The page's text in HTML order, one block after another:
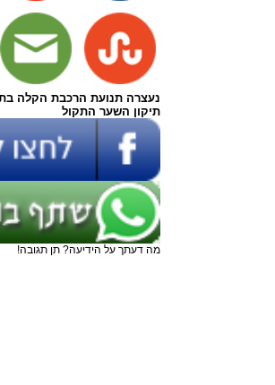
נעצרה תנועת הרכבת הקלה
תיקון השער התקול
מה דעתך על הידיעה? תן תגובה!